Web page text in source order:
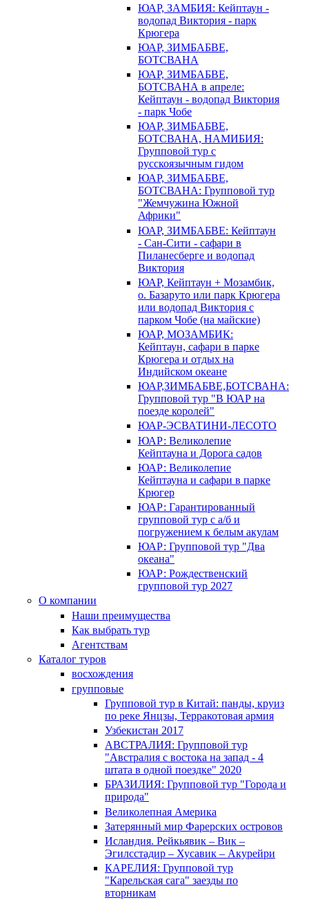
ЮАР, ЗАМБИЯ: Кейптаун -
водопад Виктория - парк
Крюгера
ЮАР, ЗИМБАБВЕ,
БОТСВАНА
ЮАР, ЗИМБАБВЕ,
БОТСВАНА в апреле:
Кейптаун - водопад Виктория
- парк Чобе
ЮАР, ЗИМБАБВЕ,
БОТСВАНА, НАМИБИЯ:
Групповой тур с
русскоязычным гидом
ЮАР, ЗИМБАБВЕ,
БОТСВАНА: Групповой тур
"Жемчужина Южной
Африки"
ЮАР, ЗИМБАБВЕ: Кейптаун
- Сан-Сити - сафари в
Пиланесберге и водопад
Виктория
ЮАР, Кейптаун + Мозамбик,
о. Базаруто или парк Крюгера
или водопад Виктория с
парком Чобе (на майские)
ЮАР, МОЗАМБИК:
Кейптаун, сафари в парке
Крюгера и отдых на
Индийском океане
ЮАР,ЗИМБАБВЕ,БОТСВАНА:
Групповой тур "В ЮАР на
поезде королей"
ЮАР-ЭСВАТИНИ-ЛЕСОТО
ЮАР: Великолепие
Кейптауна и Дорога садов
ЮАР: Великолепие
Кейптауна и сафари в парке
Крюгер
ЮАР: Гарантированный
групповой тур с а/б и
погружением к белым акулам
ЮАР: Групповой тур "Два
океана"
ЮАР: Рождественский
групповой тур 2027
О компании
Наши преимущества
Как выбрать тур
Агентствам
Каталог туров
восхождения
групповые
Групповой тур в Китай: панды, круиз
по реке Янцзы, Терракотовая армия
Узбекистан 2017
АВСТРАЛИЯ: Групповой тур
"Австралия с востока на запад - 4
штата в одной поездке" 2020
БРАЗИЛИЯ: Групповой тур "Города и
природа"
Великолепная Америка
Затерянный мир Фарерских островов
Исландия. Рейкьявик – Вик –
Эгилсстадир – Хусавик – Акурейри
КАРЕЛИЯ: Групповой тур
"Карельская сага" заезды по
вторникам